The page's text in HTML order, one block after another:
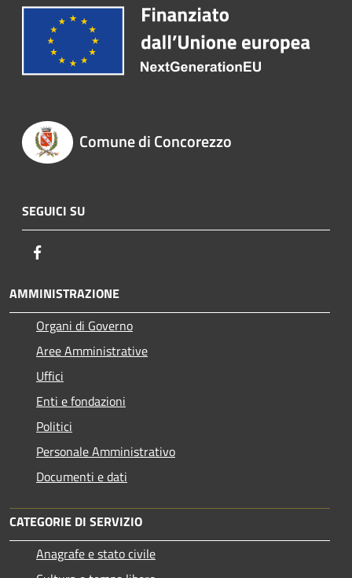
Comune di Concorezzo
SEGUICI SU
AMMINISTRAZIONE
Organi di Governo
Aree Amministrative
Uffici
Enti e fondazioni
Politici
Personale Amministrativo
Documenti e dati
CATEGORIE DI SERVIZIO
Anagrafe e stato civile